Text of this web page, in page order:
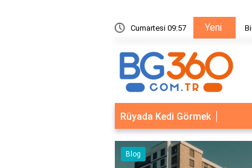
Cumartesi 09:57 Yeni
Sistemleri: Akıllı Kilit ve Çelik Gövde Çözümleri
Rüyada Kedi Görmek